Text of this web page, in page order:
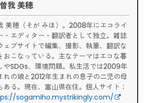
曽我 美穂
美穂（そが みほ）。2008年にエコライ
・エディター・翻訳者として独立。雑誌
ェブサイトで編集、撮影、執筆、翻訳な
おこなっている。主なテーマはエコな暮
やSDGs、環境問題。私生活では2009年
れの娘と2012年生まれの息子の二児の母
ある。現在、富山県在住。個人サイト：
sogamiho.mystrikingly.com/